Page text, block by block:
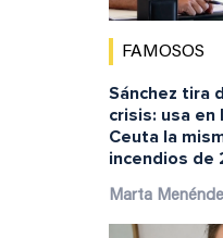
FAMOSOS
Sánchez tira
crisis: usa en
Ceuta la
incendios de
Marta